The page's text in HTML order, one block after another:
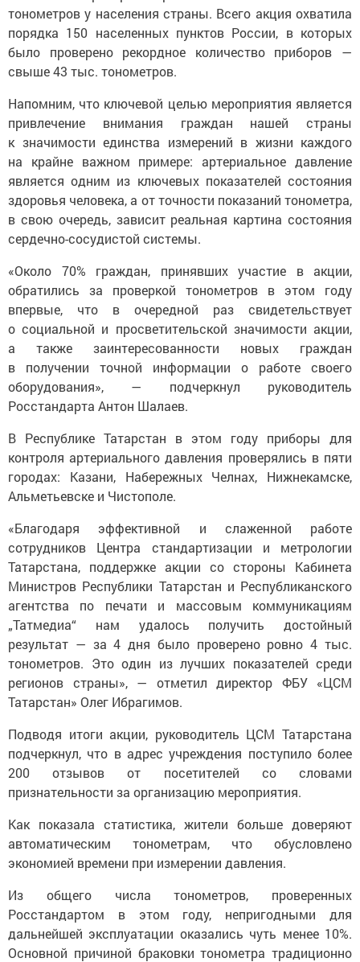
тонометров у населения страны. Всего акция охватила
порядка 150 населенных пунктов России, в которых
было проверено рекордное количество приборов —
свыше 43 тыс. тонометров.
Напомним, что ключевой целью мероприятия является
привлечение внимания граждан нашей страны
к значимости единства измерений в жизни каждого
на крайне важном примере: артериальное давление
является одним из ключевых показателей состояния
здоровья человека, а от точности показаний тонометра,
в свою очередь, зависит реальная картина состояния
сердечно-сосудистой системы.
«Около 70% граждан, принявших участие в акции,
обратились за проверкой тонометров в этом году
впервые, что в очередной раз свидетельствует
о социальной и просветительской значимости акции,
а также заинтересованности новых граждан
в получении точной информации о работе своего
оборудования», — подчеркнул руководитель
Росстандарта Антон Шалаев.
В Республике Татарстан в этом году приборы для
контроля артериального давления проверялись в пяти
городах: Казани, Набережных Челнах, Нижнекамске,
Альметьевске и Чистополе.
«Благодаря эффективной и слаженной работе
сотрудников Центра стандартизации и метрологии
Татарстана, поддержке акции со стороны Кабинета
Министров Республики Татарстан и Республиканского
агентства по печати и массовым коммуникациям
„Татмедиа“ нам удалось получить достойный
результат — за 4 дня было проверено ровно 4 тыс.
тонометров. Это один из лучших показателей среди
регионов страны», — отметил директор ФБУ «ЦСМ
Татарстан» Олег Ибрагимов.
Подводя итоги акции, руководитель ЦСМ Татарстана
подчеркнул, что в адрес учреждения поступило более
200 отзывов от посетителей со словами
признательности за организацию мероприятия.
Как показала статистика, жители больше доверяют
автоматическим тонометрам, что обусловлено
экономией времени при измерении давления.
Из общего числа тонометров, проверенных
Росстандартом в этом году, непригодными для
дальнейшей эксплуатации оказались чуть менее 10%.
Основной причиной браковки тонометра традиционно